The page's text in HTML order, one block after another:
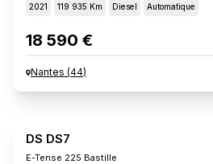
2021 119 935 Km Diesel Automatique
18 590 €
Nantes (44)
DS DS7
E-Tense 225 Bastille